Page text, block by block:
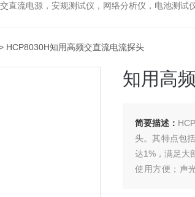
源，安规测试仪，网络分析仪，电池测试仪，电阻测试
HCP8030H知用高频交直流电流探头
知用高
简要描述：
头。其特点包
达1%，满足大
使用方便；声